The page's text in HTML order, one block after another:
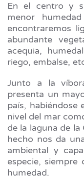
En el centro y
menor
encontraremos
abundante
acequia,
riego, embalse,
Junto a la
presenta un
país, habiéndose
nivel del mar
de la laguna de la
hecho nos da
ambiental y
especie,
humedad.